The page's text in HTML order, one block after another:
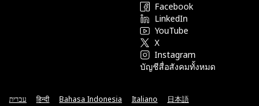
Facebook
LinkedIn
YouTube
X
Instagram
บัญชีสื่อสังคมทั้งหมด
עברית हिन्दी Bahasa Indonesia Italiano 日本語